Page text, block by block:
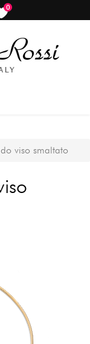
0
items
viso smaltato